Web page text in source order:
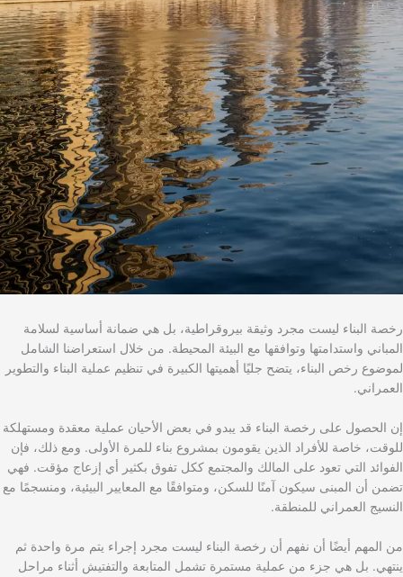
رخصة البناء ليست مجرد وثيقة بيروقراطية، بل هي ضمانة أساسية لسلامة
المباني واستدامتها وتوافقها مع البيئة المحيطة. من خلال استعراضنا الشامل
لموضوع رخص البناء، يتضح جليًا أهميتها الكبيرة في تنظيم عملية البناء والتطوير
العمراني.
إن الحصول على رخصة البناء قد يبدو في بعض الأحيان عملية معقدة ومستهلكة
للوقت، خاصة للأفراد الذين يقومون بمشروع بناء للمرة الأولى. ومع ذلك، فإن
الفوائد التي تعود على المالك والمجتمع ككل تفوق بكثير أي إزعاج مؤقت. فهي
تضمن أن المبنى سيكون آمنًا للسكن، ومتوافقًا مع المعايير البيئية، ومنسجمًا مع
النسيج العمراني للمنطقة.
من المهم أيضًا أن نفهم أن رخصة البناء ليست مجرد إجراء يتم مرة واحدة ثم
ينتهي. بل هي جزء من عملية مستمرة تشمل المتابعة والتفتيش أثناء مراحل